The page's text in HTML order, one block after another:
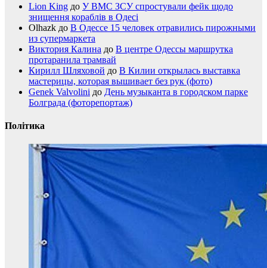
Lion King до У ВМС ЗСУ спростували фейк щодо
знищення кораблів в Одесі
Olhazk до В Одессе 15 человек отравились пирожными
из супермаркета
Виктория Калина до В центре Одессы маршрутка
протаранила трамвай
Кирилл Шляховой до В Килии открылась выставка
мастерицы, которая вышивает без рук (фото)
Genek Valvolini до День музыканта в городском парке
Болграда (фоторепортаж)
Політика